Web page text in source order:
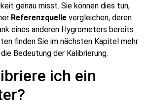
genau misst. Sie können dies tun,
Referenzquelle vergleichen, deren
eines anderen Hygrometers bereits
finden Sie im nächsten Kapitel mehr
Bedeutung der Kalibrierung.
ich ein